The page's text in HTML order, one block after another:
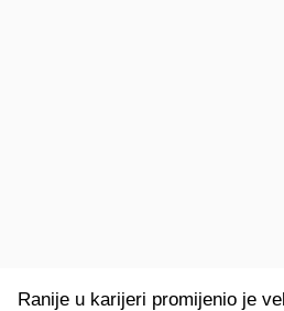
Ranije u karijeri promijenio je